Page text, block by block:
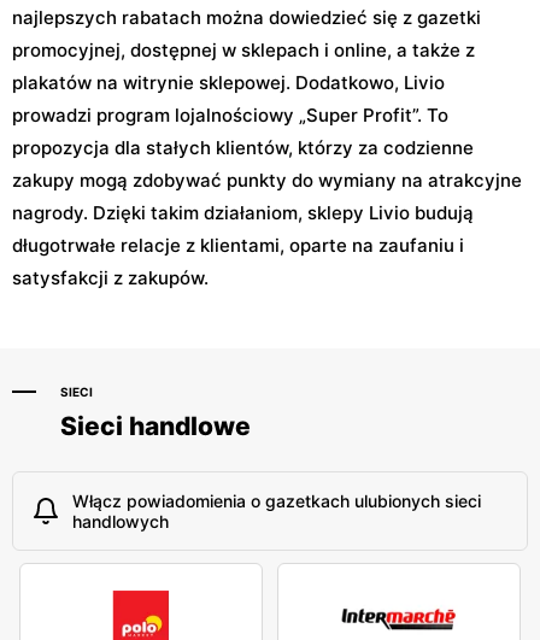
najlepszych rabatach można dowiedzieć się z gazetki
promocyjnej, dostępnej w sklepach i online, a także z
plakatów na witrynie sklepowej. Dodatkowo, Livio
prowadzi program lojalnościowy „Super Profit”. To
propozycja dla stałych klientów, którzy za codzienne
zakupy mogą zdobywać punkty do wymiany na atrakcyjne
nagrody. Dzięki takim działaniom, sklepy Livio budują
długotrwałe relacje z klientami, oparte na zaufaniu i
satysfakcji z zakupów.
SIECI
Sieci handlowe
Włącz powiadomienia o gazetkach ulubionych sieci
handlowych